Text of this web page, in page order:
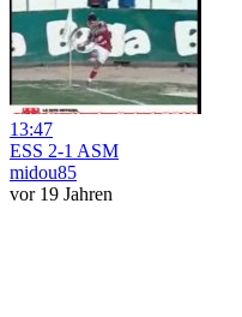
13:47
ESS 2-1 ASM
midou85
vor 19 Jahren